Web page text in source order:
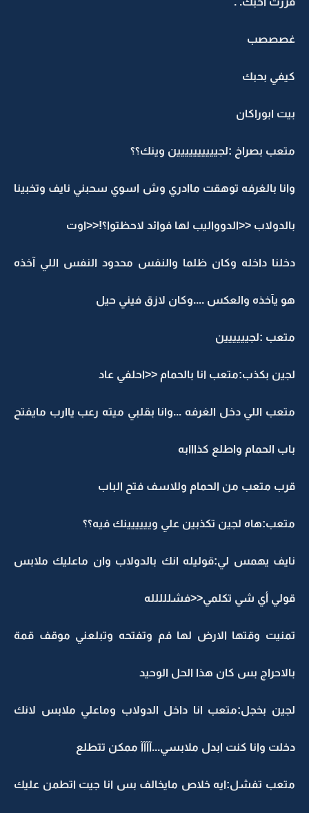
غصصصب
كيفي بحبك
بيت ابوراكان
متعب بصراخ :لجيييييييييين وينك؟؟
وانا بالغرفه توهقت ماادري وش اسوي سحبني نايف وتخبينا
بالدولاب <<الدوواليب لها فوائد لاحظتوا؟!<<اوت
دخلنا داخله وكان ظلما والنفس محدود النفس اللي آخذه
هو يآخذه والعكس ....وكان لازق فيني حيل
متعب :لجيييييين
لجين بكذب:متعب انا بالحمام <<احلفي عاد
متعب اللي دخل الغرفه ...وانا بقلبي ميته رعب ياارب مايفتح
باب الحمام واطلع كذااابه
قرب متعب من الحمام وللاسف فتح الباب
متعب:هاه لجين تكذبين علي ويييييينك فيه؟؟
نايف يهمس لي:قوليله انك بالدولاب وان ماعليك ملابس
قولي أي شي تكلمي<<فشللللله
تمنيت وقتها الارض لها فم وتفتحه وتبلعني موقف قمة
بالاحراج بس كان هذا الحل الوحيد
لجين بخجل:متعب انا داخل الدولاب وماعلي ملابس لانك
دخلت وانا كنت ابدل ملابسي...آآآآ ممكن تتطلع
متعب تفشل:ايه خلاص مايخالف بس انا جيت اتطمن عليك